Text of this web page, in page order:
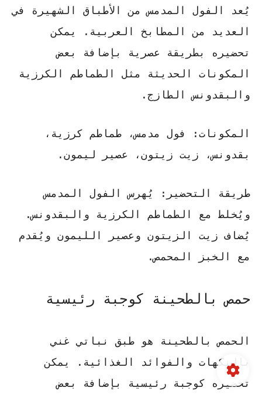
يُعد الفول المدمس من الأطباق الشهيرة في
العديد من المطابخ العربية. يمكن
تحضيره بطريقة عصرية بإضافة بعض
المكونات الحديثة مثل الطماطم الكرزية
والبقدونس الطازج.
المكونات:
فول مدمس، طماطم كرزية،
بقدونس، زيت زيتون، عصير ليمون.
طريقة التحضير:
يُهرس الفول المدمس
ويُخلط مع الطماطم الكرزية والبقدونس.
يُضاف زيت الزيتون وعصير الليمون ويُقدم
مع الخبز المحمص.
حمص بالطحينة كوجبة رئيسية
الحمص بالطحينة هو طبق نباتي غني
بالنكهات والفوائد الغذائية. يمكن
تحضيره كوجبة رئيسية بإضافة بعض